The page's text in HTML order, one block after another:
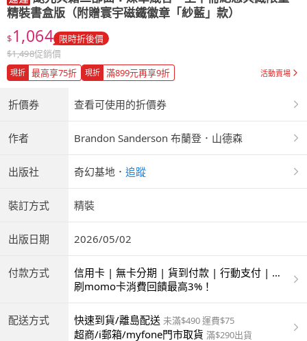
精裝書盒版（附贈寰宇磁鐵徽章「紗藍」款）
$1,064 限時折後價
$1,498促銷價
現折 最高享75折 現折 滿899元再享9折 活動賣場
折價券 查看可使用的折價券
作者 Brandon Sanderson 布蘭登．山德森
出版社 奇幻基地 ． 追蹤
裝訂方式 精裝
出版日期 2026/05/02
付款方式
信用卡 | 無卡分期 | 貨到付款 | 行動支付 | 超
商付款 | ATM | 銀聯卡
刷momo卡消費回饋最高3%！
配送方式 快速到貨/離島配送 未滿$490 運費$75
超商/i郵箱/myfone門市取貨 滿$290出貨